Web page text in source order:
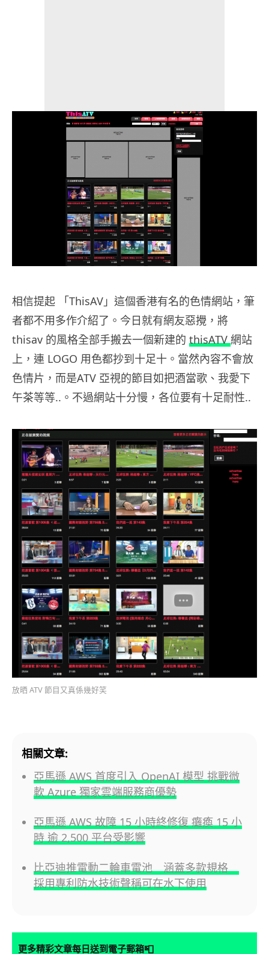
相信提起 「ThisAV」這個香港有名的色情網站，筆
者都不用多作介紹了。今日就有網友惡攪，將
thisav 的風格全部手搬去一個新建的 thisATV 網站
上，連 LOGO 用色都抄到十足十。當然內容不會放
色情片，而是ATV 亞視的節目如把酒當歌、我愛下
午茶等等..。不過網站十分慢，各位要有十足耐性..
放晒 ATV 節目又真係幾好笑
相關文章:
亞馬遜 AWS 首度引入 OpenAI 模型 挑戰微
軟 Azure 獨家雲端服務商優勢
亞馬遜 AWS 故障 15 小時終修復 癱瘓 15 小
時 逾 2,500 平台受影響
比亞迪推電動二輪車電池 涵蓋多款規格
採用專利防水技術聲稱可在水下使用
更多精彩文章每日送到電子郵箱📮